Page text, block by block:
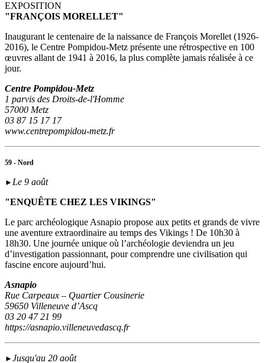
EXPOSITION
"FRANÇOIS MORELLET"
Inaugurant le centenaire de la naissance de François Morellet (1926-
2016), le Centre Pompidou-Metz présente une rétrospective en 100
œuvres allant de 1941 à 2016, la plus complète jamais réalisée à ce
jour.
Centre Pompidou-Metz
1 parvis des Droits-de-l'Homme
57000 Metz
03 87 15 17 17
www.centrepompidou-metz.fr
59 - Nord
► Le 9 août
"ENQUÊTE CHEZ LES VIKINGS"
Le parc archéologique Asnapio propose aux petits et grands de vivre
une aventure extraordinaire au temps des Vikings ! De 10h30 à
18h30. Une journée unique où l’archéologie deviendra un jeu
d’investigation passionnant, pour comprendre une civilisation qui
fascine encore aujourd’hui.
Asnapio
Rue Carpeaux – Quartier Cousinerie
59650 Villeneuve d’Ascq
03 20 47 21 99
https://asnapio.villeneuvedascq.fr
► Jusqu'au 20 août